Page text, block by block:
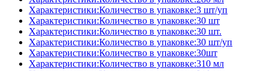
Характеристики:Количество в упаковке:3 шт/уп
Характеристики:Количество в упаковке:30 шт
Характеристики:Количество в упаковке:30 шт.
Характеристики:Количество в упаковке:30 шт/уп
Характеристики:Количество в упаковке:30шт
Характеристики:Количество в упаковке:310 мл